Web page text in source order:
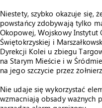
Niestety, szybko okazuje się,
powstańcy zdobywają tylko
Okopowej, Wojskowy Instytut
Świętokrzyskiej i
Dyrekcji Kolei u zbiegu
na Starym Mieście i w
na jego szczycie przez
Nie udaje się wykorzystać
wzmacniają obsady ważnych